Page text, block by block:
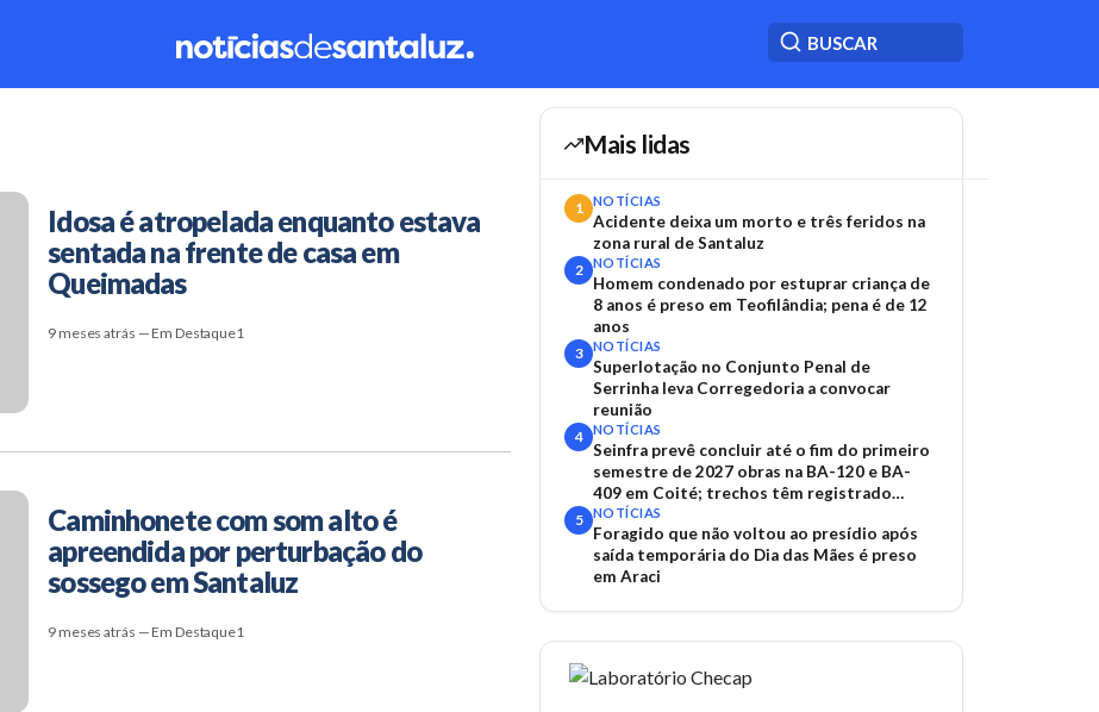
Idosa é atropelada enquanto estava
sentada na frente de casa em
Queimadas
9 meses atrás — Em Destaque1
Caminhonete com som alto é
apreendida por perturbação do
sossego em Santaluz
9 meses atrás — Em Destaque1
Mais lidas
1 NOTÍCIAS
Acidente deixa um morto e três feridos na
zona rural de Santaluz
2 NOTÍCIAS
Homem condenado por estuprar criança de
8 anos é preso em Teofilândia; pena é de 12
anos
3 NOTÍCIAS
Superlotação no Conjunto Penal de
Serrinha leva Corregedoria a convocar
reunião
4 NOTÍCIAS
Seinfra prevê concluir até o fim do primeiro
semestre de 2027 obras na BA-120 e BA-
409 em Coité; trechos têm registrado
acidentes
5 NOTÍCIAS
Foragido que não voltou ao presídio após
saída temporária do Dia das Mães é preso
em Araci